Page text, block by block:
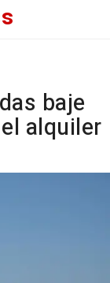
baje
alquiler